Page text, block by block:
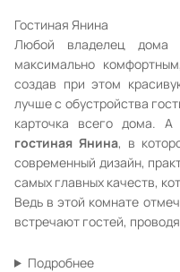
Гостиная Янина
Любой владелец дома
максимально
создав при этом
лучше с обустройства
карточка всего дома. А
гостиная Янина, в
современный дизайн,
самых главных качеств,
Ведь в этой комнате
встречают гостей,
Подробнее